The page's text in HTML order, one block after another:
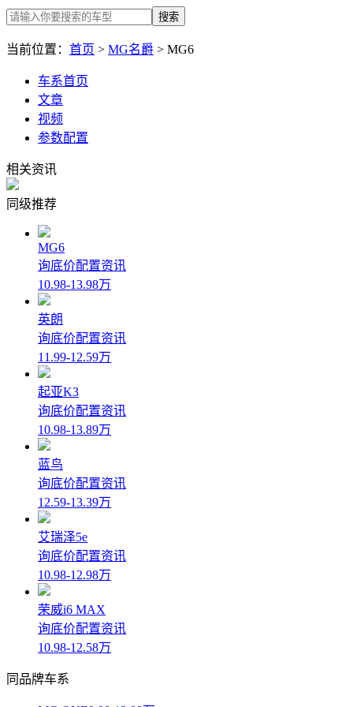
搜索
当前位置： 首页 > MG名爵 > MG6
车系首页
文章
视频
参数配置
相关资讯
同级推荐
MG6
询底价配置资讯
10.98-13.98万
英朗
询底价配置资讯
11.99-12.59万
起亚K3
询底价配置资讯
10.98-13.89万
蓝鸟
询底价配置资讯
12.59-13.39万
艾瑞泽5e
询底价配置资讯
10.98-12.98万
荣威i6 MAX
询底价配置资讯
10.98-12.58万
同品牌车系